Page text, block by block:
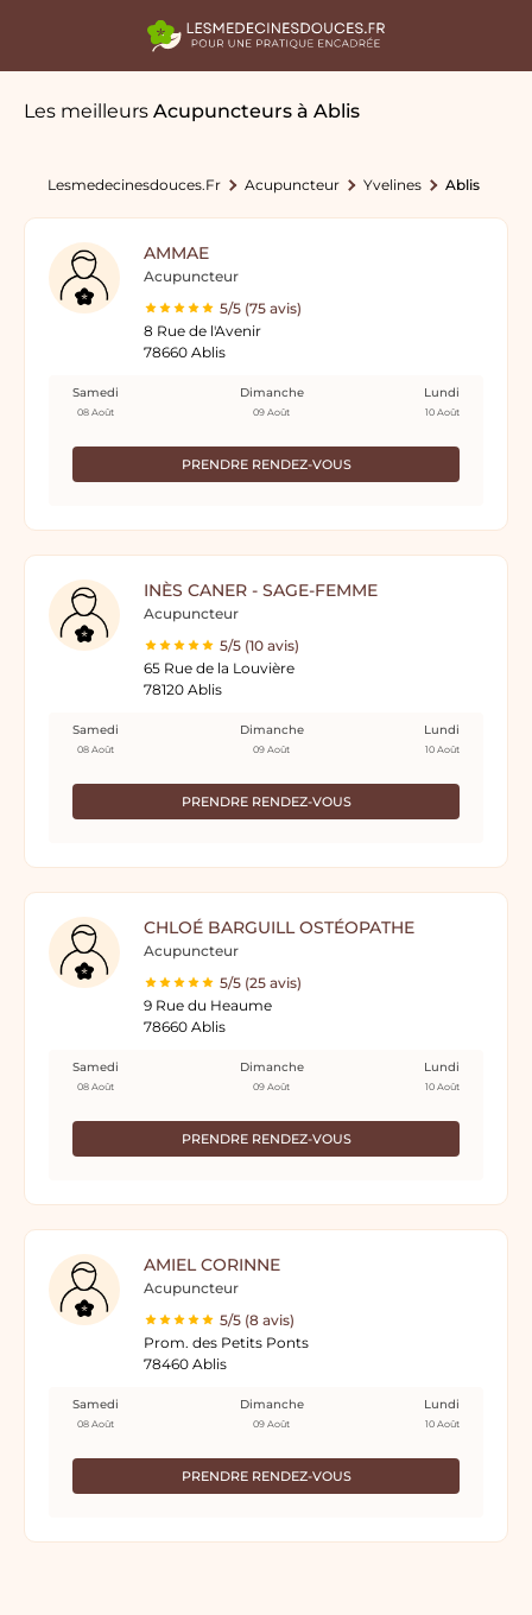
Les meilleurs Acupuncteurs à Ablis
Lesmedecinesdouces.fr Acupuncteur Yvelines Ablis
AMMAE
Acupuncteur
5/5 (75 avis)
8 Rue de l'Avenir
78660 Ablis
PRENDRE RENDEZ-VOUS
Samedi
08 Août
Dimanche
09 Août
Lundi
10 Août
INÈS CANER - SAGE-FEMME
Acupuncteur
5/5 (10 avis)
65 Rue de la Louvière
78120 Ablis
PRENDRE RENDEZ-VOUS
Samedi
08 Août
Dimanche
09 Août
Lundi
10 Août
CHLOÉ BARGUILL OSTÉOPATHE
Acupuncteur
5/5 (25 avis)
9 Rue du Heaume
78660 Ablis
PRENDRE RENDEZ-VOUS
Samedi
08 Août
Dimanche
09 Août
Lundi
10 Août
AMIEL CORINNE
Acupuncteur
5/5 (8 avis)
Prom. des Petits Ponts
78460 Ablis
PRENDRE RENDEZ-VOUS
Samedi
08 Août
Dimanche
09 Août
Lundi
10 Août